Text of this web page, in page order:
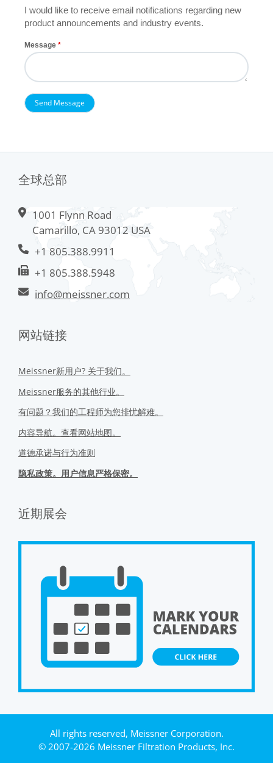
I would like to receive email notifications regarding new
product announcements and industry events.
Message
全球总部
1001 Flynn Road
Camarillo, CA 93012 USA
+1 805.388.9911
+1 805.388.5948
info@meissner.com
网站链接
Meissner新用户? 关于我们。
Meissner服务的其他行业。
有问题？我们的工程师为您排忧解难。
内容导航。查看网站地图。
道德承诺与行为准则
隐私政策。用户信息严格保密。
近期展会
All rights reserved, Meissner Corporation.
© 2007-2026 Meissner Filtration Products, Inc.